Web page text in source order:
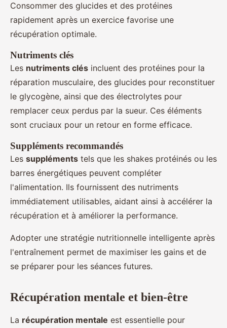
Consommer des glucides et des protéines
rapidement après un exercice favorise une
récupération optimale.
Nutriments clés
Les nutriments clés incluent des protéines pour la
réparation musculaire, des glucides pour reconstituer
le glycogène, ainsi que des électrolytes pour
remplacer ceux perdus par la sueur. Ces éléments
sont cruciaux pour un retour en forme efficace.
Suppléments recommandés
Les suppléments tels que les shakes protéinés ou les
barres énergétiques peuvent compléter
l'alimentation. Ils fournissent des nutriments
immédiatement utilisables, aidant ainsi à accélérer la
récupération et à améliorer la performance.
Adopter une stratégie nutritionnelle intelligente après
l'entraînement permet de maximiser les gains et de
se préparer pour les séances futures.
Récupération mentale et bien-être
La récupération mentale est essentielle pour